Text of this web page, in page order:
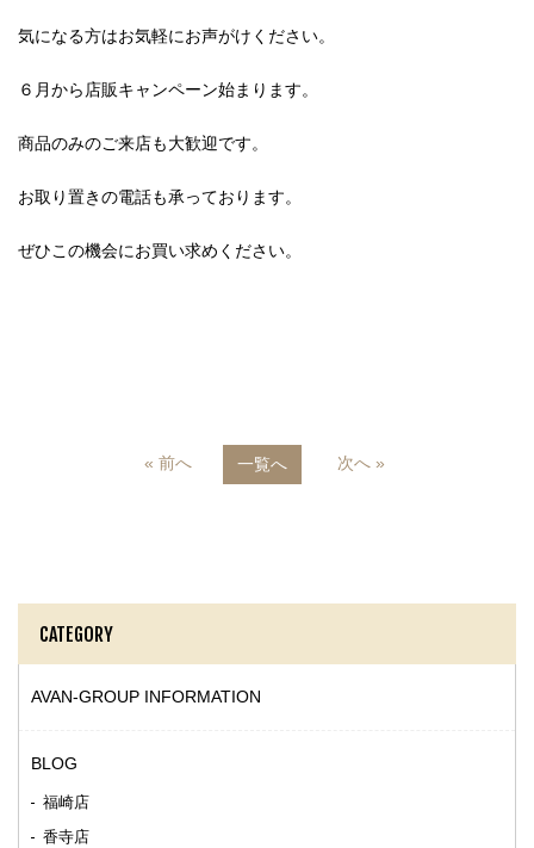
気になる方はお気軽にお声がけください。
６月から店販キャンペーン始まります。
商品のみのご来店も大歓迎です。
お取り置きの電話も承っております。
ぜひこの機会にお買い求めください。
« 前へ 一覧へ 次へ »
CATEGORY
AVAN-GROUP INFORMATION
BLOG
福崎店
香寺店